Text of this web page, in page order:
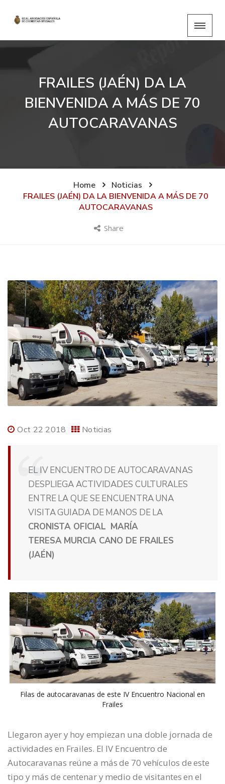
FRAILES (JAÉN) DA LA
BIENVENIDA A MÁS DE 70
AUTOCARAVANAS
Home
Noticias
FRAILES (JAÉN) DA LA BIENVENIDA A MÁS DE 70
AUTOCARAVANAS
Share
Oct 22 2018 Noticias
EL IV ENCUENTRO DE AUTOCARAVANAS
DESPLIEGA ACTIVIDADES CULTURALES
ENTRE LA QUE SE ENCUENTRA UNA
VISITA GUIADA DE MANOS DE LA
CRONISTA OFICIAL MARÍA
TERESA MURCIA CANO DE FRAILES
(JAÉN)
Filas de autocaravanas de este IV Encuentro Nacional en
Frailes
Llegaron ayer y hoy empiezan una doble jornada de
actividades en Frailes. El IV Encuentro de
Autocaravanas reúne a más de 70 vehículos de este
tipo y más de centenar y medio de visitantes en el